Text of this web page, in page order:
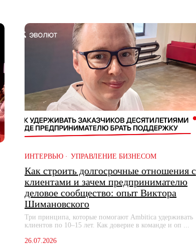
ИНТЕРВЬЮ УПРАВЛЕНИЕ БИЗНЕСОМ
Как строить долгосрочные отношения с
клиентами и зачем предпринимателю
деловое сообщество: опыт Виктора
Шимановского
Три принципа, которые помогают Ambitica удерживать
клиентов по 10–15 лет. Как доверие в команде и оп ...
26.07.2026